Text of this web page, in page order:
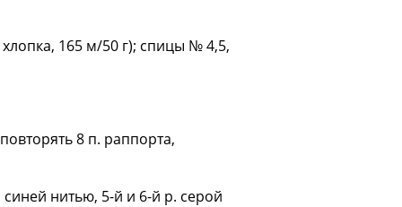
165 м/50 г); спицы № 4,5,
8 п. раппорта,
синей нитью, 5-й и 6-й р. серой